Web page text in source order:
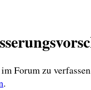
Forum zu
.